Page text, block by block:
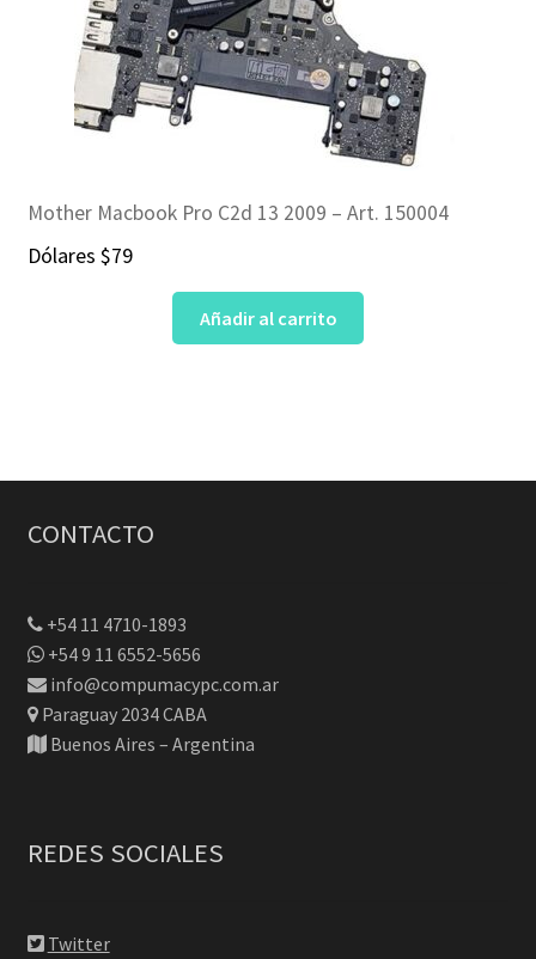
Mother Macbook Pro C2d 13 2009 – Art. 150004
Dólares $79
Añadir al carrito
CONTACTO
+54 11 4710-1893
+54 9 11 6552-5656
info@compumacypc.com.ar
Paraguay 2034 CABA
Buenos Aires – Argentina
REDES SOCIALES
Twitter